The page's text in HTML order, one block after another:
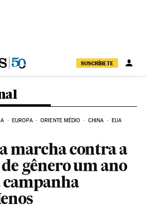
SUSCRÍBETE
EUROPA ORIENTE MÉDIO CHINA EUA
marcha contra a
gênero um ano
campanha